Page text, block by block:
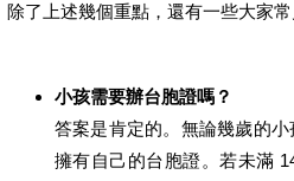
除了上述幾個重點，還有一些大家常
小孩需要辦台胞證嗎？
答案是肯定的。無論幾歲的
擁有自己的台胞證。若未滿